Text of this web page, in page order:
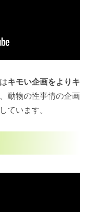
キモい企画をよりキ
動物の性事情の企画
ています。